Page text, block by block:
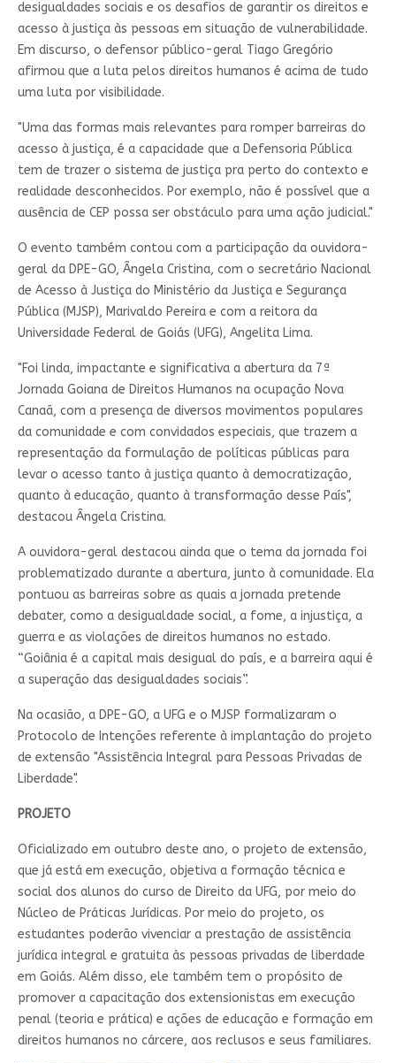
desigualdades sociais e os desafios de garantir os direitos e
acesso à justiça às pessoas em situação de vulnerabilidade.
Em discurso, o defensor público-geral Tiago Gregório
afirmou que a luta pelos direitos humanos é acima de tudo
uma luta por visibilidade.
"Uma das formas mais relevantes para romper barreiras do
acesso à justiça, é a capacidade que a Defensoria Pública
tem de trazer o sistema de justiça pra perto do contexto e
realidade desconhecidos. Por exemplo, não é possível que a
ausência de CEP possa ser obstáculo para uma ação judicial."
O evento também contou com a participação da ouvidora-
geral da DPE-GO, Ângela Cristina, com o secretário Nacional
de Acesso à Justiça do Ministério da Justiça e Segurança
Pública (MJSP), Marivaldo Pereira e com a reitora da
Universidade Federal de Goiás (UFG), Angelita Lima.
"Foi linda, impactante e significativa a abertura da 7ª
Jornada Goiana de Direitos Humanos na ocupação Nova
Canaã, com a presença de diversos movimentos populares
da comunidade e com convidados especiais, que trazem a
representação da formulação de políticas públicas para
levar o acesso tanto à justiça quanto à democratização,
quanto à educação, quanto à transformação desse País",
destacou Ângela Cristina.
A ouvidora-geral destacou ainda que o tema da jornada foi
problematizado durante a abertura, junto à comunidade. Ela
pontuou as barreiras sobre as quais a jornada pretende
debater, como a desigualdade social, a fome, a injustiça, a
guerra e as violações de direitos humanos no estado.
“Goiânia é a capital mais desigual do país, e a barreira aqui é
a superação das desigualdades sociais”.
Na ocasião, a DPE-GO, a UFG e o MJSP formalizaram o
Protocolo de Intenções referente à implantação do projeto
de extensão "Assistência Integral para Pessoas Privadas de
Liberdade".
PROJETO
Oficializado em outubro deste ano, o projeto de extensão,
que já está em execução, objetiva a formação técnica e
social dos alunos do curso de Direito da UFG, por meio do
Núcleo de Práticas Jurídicas. Por meio do projeto, os
estudantes poderão vivenciar a prestação de assistência
jurídica integral e gratuita às pessoas privadas de liberdade
em Goiás. Além disso, ele também tem o propósito de
promover a capacitação dos extensionistas em execução
penal (teoria e prática) e ações de educação e formação em
direitos humanos no cárcere, aos reclusos e seus familiares.